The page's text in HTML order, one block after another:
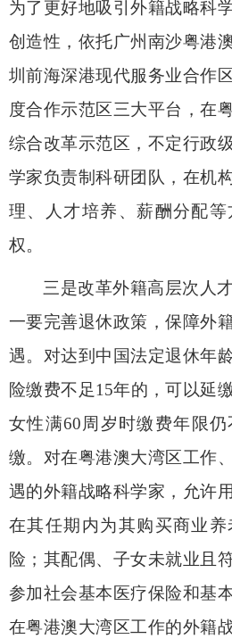
为了更好地吸引外籍战略科
创造性，依托广州南沙粤港
圳前海深港现代服务业合作
度合作示范区三大平台，在
综合改革示范区，不定行政
学家负责制科研团队，在机
理、人才培养、薪酬分配
权。
三是改革外籍高层次人
一要完善退休政策，保障外
遇。对达到中国法定退休年
险缴费不足15年的，可以延
女性满60周岁时缴费年限仍
缴。对在粤港澳大湾区工作
遇的外籍战略科学家，允许
在其任期内为其购买商业
险；其配偶、子女未就业且
参加社会基本医疗保险和基
在粤港澳大湾区工作的外籍